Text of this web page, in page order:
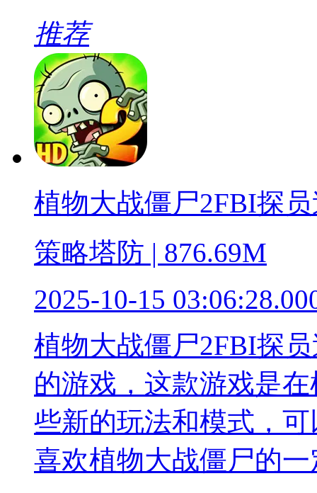
推荐
植物大战僵尸2FBI探
策略塔防 | 876.69M
2025-10-15
植物大战僵尸2FBI探
的游戏，这款游戏是
些新的玩法和模式，
喜欢植物大战僵尸的